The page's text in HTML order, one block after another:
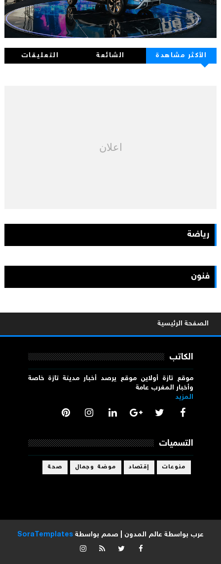
الأكثر مشاهدة الشائعة التعليقات
اعلان
رياضة
فنون
الصفحة الرئيسية
الكاتب
موقع تازة أولاين موقع يرصد أخبار مدينة تازة خاصة
وأخبار المغرب عامة
المزيد
التسميات
منوعات إقتصاد موضة وجمال صحة
عرب بواسطة عالم المدون | صمم بواسطة SoraTemplates